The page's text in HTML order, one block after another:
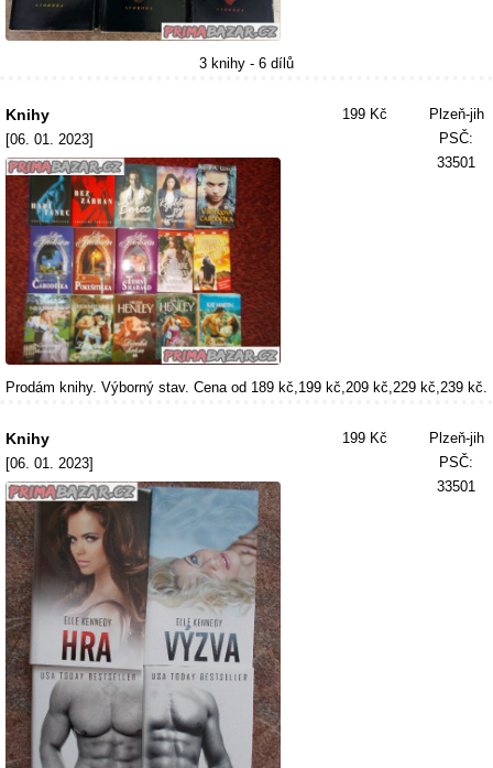
3 knihy - 6 dílů
Knihy
[06. 01. 2023]
199 Kč
Plzeň-jih
PSČ:
33501
Prodám knihy. Výborný stav. Cena od 189 kč,199 kč,209 kč,229 kč,239 kč.
Knihy
[06. 01. 2023]
199 Kč
Plzeň-jih
PSČ:
33501